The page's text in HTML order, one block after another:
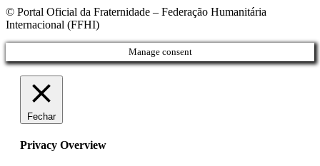
© Portal Oficial da Fraternidade – Federação Humanitária
Internacional (FFHI)
Manage consent
Fechar
Privacy Overview